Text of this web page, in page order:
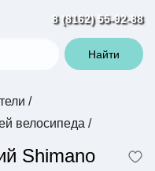
8 (8162) 55-92-88
Найти
/
велосипеда /
Shimano